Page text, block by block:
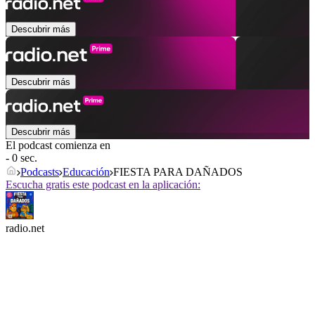
Descubrir más
Descubrir más
Descubrir más
El podcast comienza en
- 0 sec.
Podcasts Educación FIESTA PARA DAÑADOS
Escucha gratis este podcast en la aplicación:
radio.net